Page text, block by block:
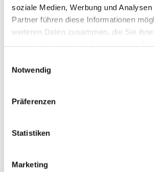
soziale Medien, Werbung und
Partner führen diese Informationen
weiteren Daten zusammen, die Sie
Notwendig
Präferenzen
Statistiken
Marketing